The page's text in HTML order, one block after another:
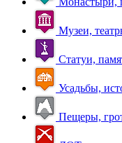
Музеи,
Статуи,
Усадьбы,
Пещеры,